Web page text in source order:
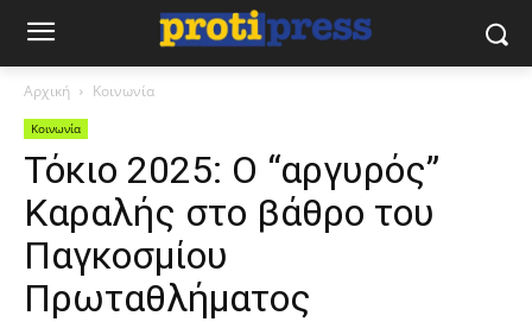
Αρχική Κοινωνία
Κοινωνία
Τόκιο 2025: Ο “αργυρός”
Καραλής στο βάθρο του
Παγκοσμίου
Πρωταθλήματος